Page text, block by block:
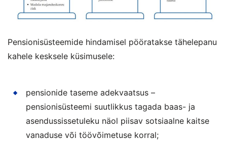
Pensionisüsteemide hindamisel pööratakse tähelepanu
kahele kesksele küsimusele:
pensionide taseme adekvaatsus –
pensionisüsteemi suutlikkus tagada baas- ja
asendussissetuleku näol piisav sotsiaalne kaitse
vanaduse või töövõimetuse korral;